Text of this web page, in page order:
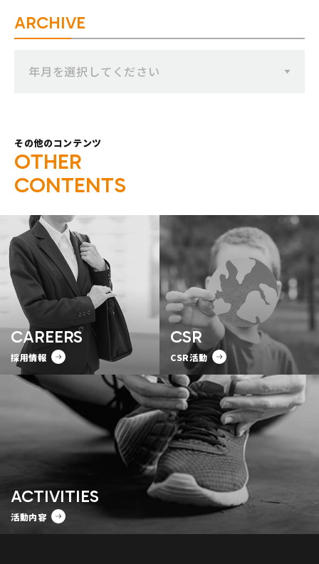
ARCHIVE
年月を選択してください
その他のコンテンツ
OTHER
CONTENTS
CAREERS
採用情報
CSR
CSR活動
ACTIVITIES
活動内容